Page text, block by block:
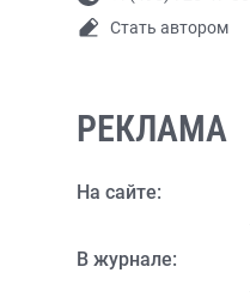
Стать автором
РЕКЛАМА
На сайте:
В журнале: